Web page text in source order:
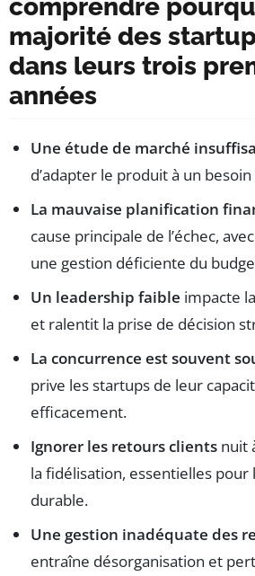
comprendre
majorité des
dans leurs trois
années
Une étude de marché
d’adapter le produit à un
La mauvaise planification
cause principale de l’échec,
une gestion déficiente du
Un leadership faible impacte
et ralentit la prise de décision
La concurrence est souvent
prive les startups de leur
efficacement.
Ignorer les retours clients nuit
la fidélisation, essentielles pour
durable.
Une gestion inadéquate des
entraîne désorganisation et